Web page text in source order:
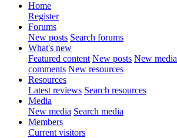
Home
Register
Forums
New posts Search forums
What's new
Featured content New posts New media
comments New resources
Resources
Latest reviews Search resources
Media
New media Search media
Members
Current visitors